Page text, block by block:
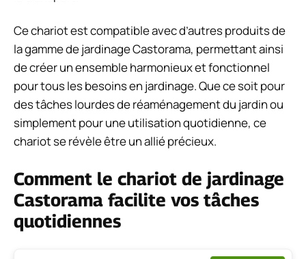
Ce chariot est compatible avec d’autres produits de
la gamme de jardinage Castorama, permettant ainsi
de créer un ensemble harmonieux et fonctionnel
pour tous les besoins en jardinage. Que ce soit pour
des tâches lourdes de réaménagement du jardin ou
simplement pour une utilisation quotidienne, ce
chariot se révèle être un allié précieux.
Comment le chariot de jardinage
Castorama facilite vos tâches
quotidiennes